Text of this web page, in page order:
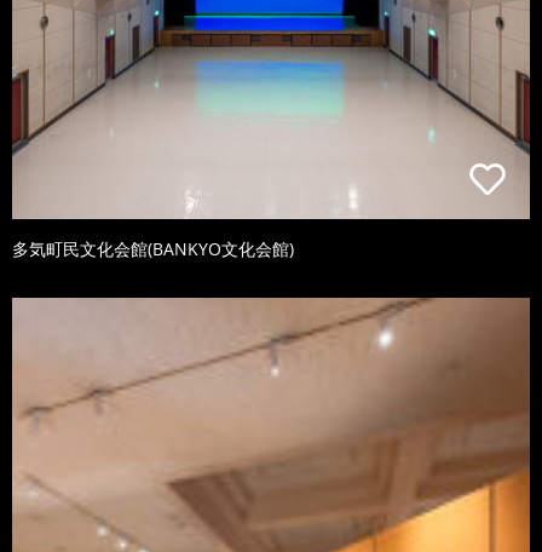
多気町民文化会館(BANKYO文化会館)